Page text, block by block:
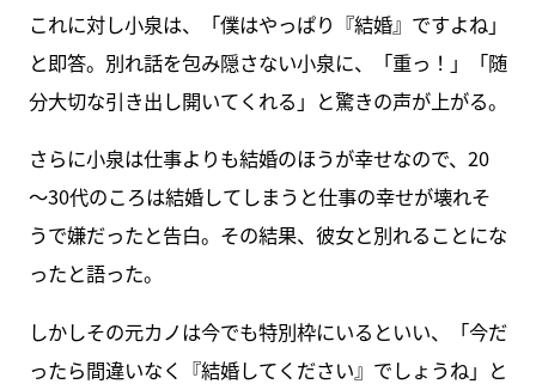
これに対し小泉は、「僕はやっぱり『結婚』ですよね」
と即答。別れ話を包み隠さない小泉に、「重っ！」「随
分大切な引き出し開いてくれる」と驚きの声が上がる。
さらに小泉は仕事よりも結婚のほうが幸せなので、20
～30代のころは結婚してしまうと仕事の幸せが壊れそ
うで嫌だったと告白。その結果、彼女と別れることにな
ったと語った。
しかしその元カノは今でも特別枠にいるといい、「今だ
ったら間違いなく『結婚してください』でしょうね」と